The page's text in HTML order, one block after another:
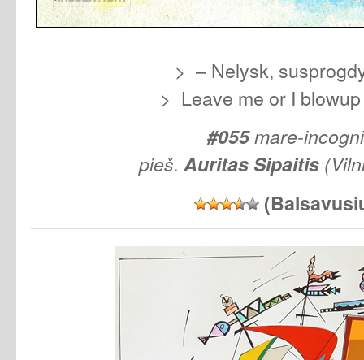
> – Nelysk,
> Leave me or I
#055mare-
pieš. Auritas Sipaitis